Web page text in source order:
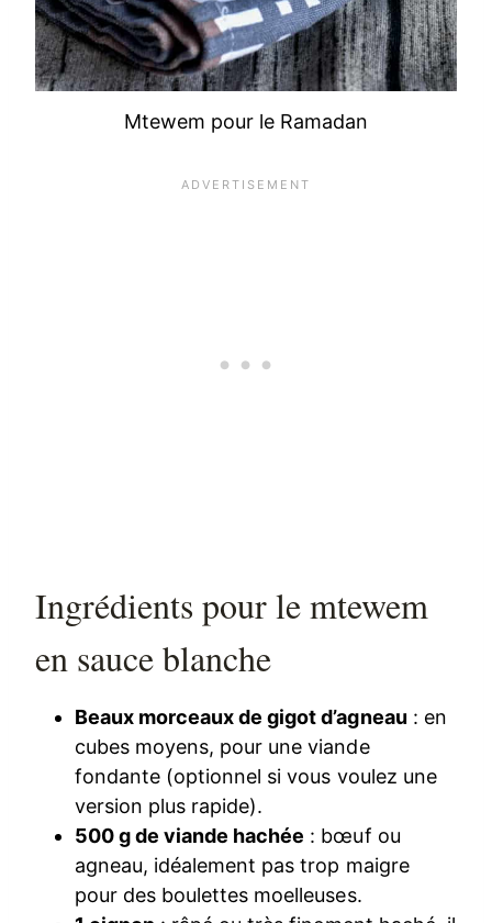
Mtewem pour le Ramadan
Ingrédients pour le mtewem
en sauce blanche
Beaux morceaux de gigot d’agneau : en
cubes moyens, pour une viande
fondante (optionnel si vous voulez une
version plus rapide).
500 g de viande hachée : bœuf ou
agneau, idéalement pas trop maigre
pour des boulettes moelleuses.